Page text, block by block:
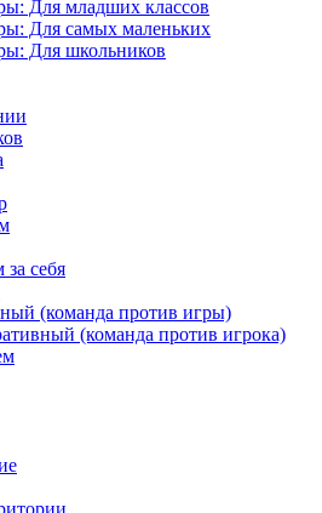
Для младших классов
Для самых маленьких
Для школьников
себя
(команда против игры)
(команда против игрока)